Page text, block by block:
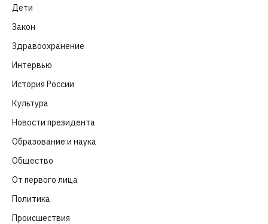
Дети
Закон
Здравоохранение
Интервью
История России
Культура
Новости президента
Образование и наука
Общество
От первого лица
Политика
Происшествия